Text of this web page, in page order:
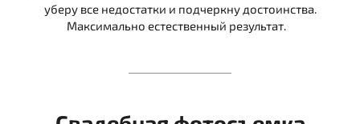
уберу все недостатки и подчеркну достоинства.
Максимально естественный результат.